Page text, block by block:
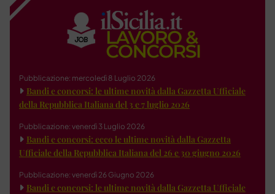
Pubblicazione: mercoledì 8 Luglio 2026
Bandi e concorsi: le ultime novità dalla Gazzetta Ufficiale
della Repubblica Italiana del 3 e 7 luglio 2026
Pubblicazione: venerdì 3 Luglio 2026
Bandi e concorsi: ecco le ultime novità dalla Gazzetta
Ufficiale della Repubblica Italiana del 26 e 30 giugno 2026
Pubblicazione: venerdì 26 Giugno 2026
Bandi e concorsi: le ultime novità dalla Gazzetta Ufficiale